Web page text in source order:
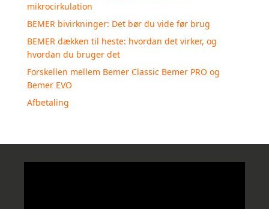
mikrocirkulation
BEMER bivirkninger: Det bør du vide før brug
BEMER dækken til heste: hvordan det virker, og
hvordan du bruger det
Forskellen mellem Bemer Classic Bemer PRO og
Bemer EVO
Afbetaling